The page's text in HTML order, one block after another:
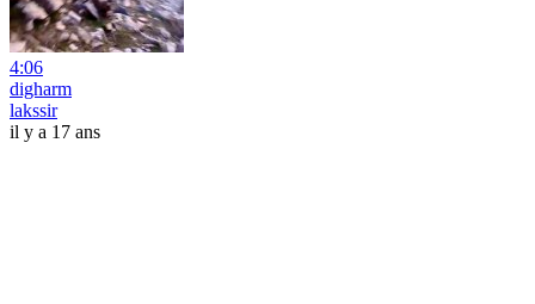
4:06
digharm
lakssir
il y a 17 ans